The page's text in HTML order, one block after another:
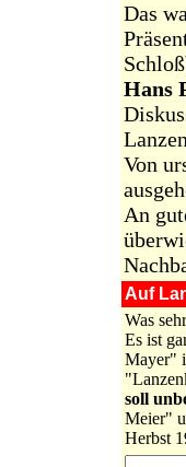
Das
Hans
Von
An
Auf
Was
Es ist
Mayer"
soll
Meier"
Herbst